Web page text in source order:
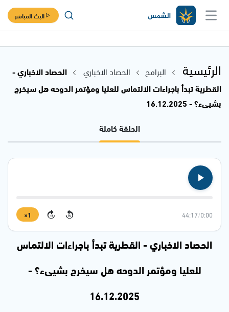
البث المباشر
الرئيسية البرامج الحصاد الاخباري
الحصاد الاخباري -
القطرية تبدأ باجراءات الالتماس للعليا ومؤتمر الدوحه هل سيخرج
بشيىء؟ - 16.12.2025
الحلقة كاملة
0:00
/
44:17
15
15
1×
الحصاد الاخباري - القطرية تبدأ باجراءات الالتماس
للعليا ومؤتمر الدوحه هل سيخرج بشيىء؟ -
16.12.2025